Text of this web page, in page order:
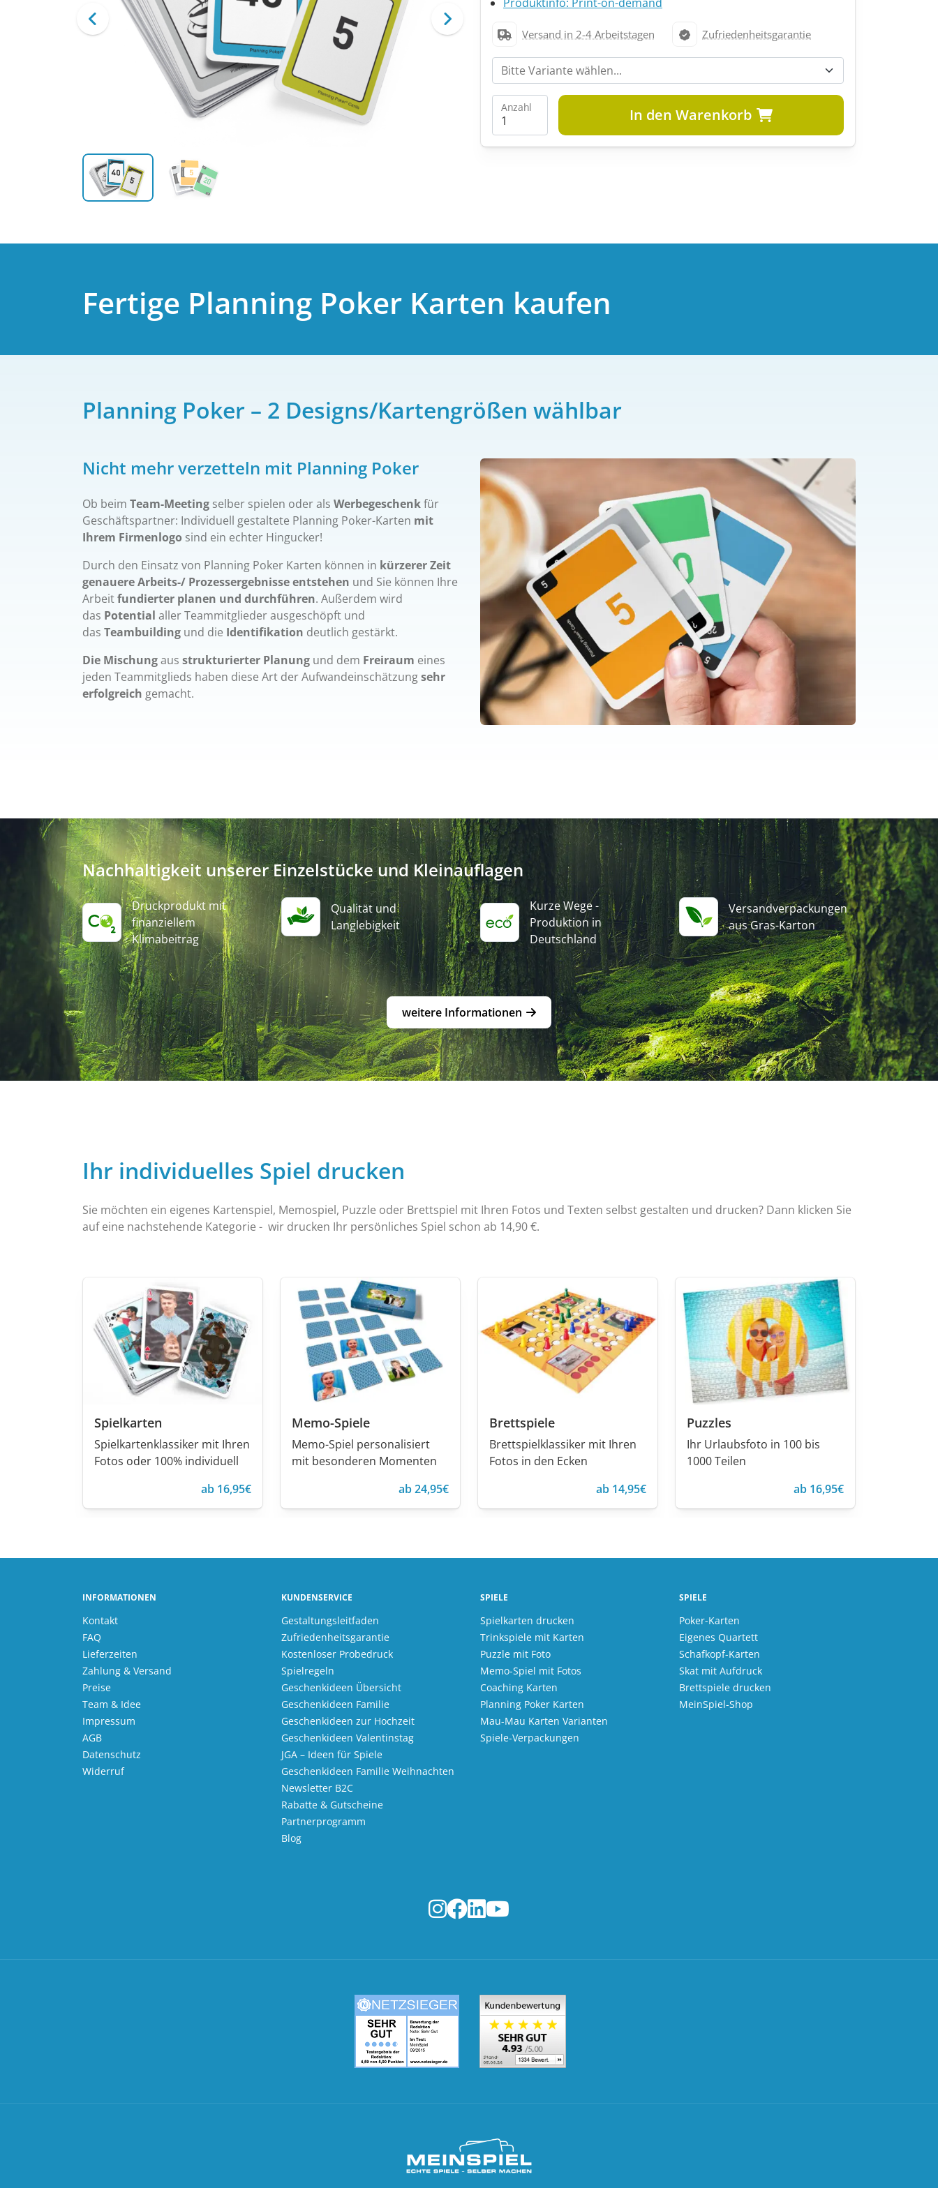
Versand in 2-4 Arbeitstagen Zufriedenheitsgarantie
Anzahl In den Warenkorb
Fertige Planning Poker Karten kaufen
Planning Poker – 2 Designs/Kartengrößen wählbar
Nicht mehr verzetteln mit Planning Poker
Ob beim Team-Meeting selber spielen oder als Werbegeschenkfür
Geschäftspartner: Individuell gestaltete Planning Poker-Karten mit
Ihrem Firmenlogo sind ein echter Hingucker!
Durch den Einsatz von Planning Poker Karten können in kürzerer Zeit
genauere Arbeits-/ Prozessergebnisse entstehen und Sie können Ihre
Arbeitfundierter planen und durchführen. Außerdem wird
das Potential aller Teammitglieder ausgeschöpft und
das Teambuilding und die Identifikation deutlich gestärkt.
Die Mischungaus strukturierter Planung und dem Freiraum eines
jeden Teammitglieds haben diese Art der Aufwandeinschätzungsehr
erfolgreich gemacht.
Nachhaltigkeit unserer Einzelstücke und Kleinauflagen
Druckprodukt mit
finanziellem
Klimabeitrag
Qualität und
Langlebigkeit
Kurze Wege -
Produktion in
Deutschland
Versandverpackungen
aus Gras-Karton
weitere Informationen
Ihr individuelles Spiel drucken
Sie möchten ein eigenes Kartenspiel, Memospiel, Puzzle oder Brettspiel mit Ihren Fotos und Texten selbst gestalten und drucken? Dann klicken Sie
auf eine nachstehende Kategorie - wir drucken Ihr persönliches Spiel schon ab 14,90 €.
Spielkarten
Spielkartenklassiker mit Ihren
Fotos oder 100% individuell
ab 16,95€
Memo-Spiele
Memo-Spiel personalisiert
mit besonderen Momenten
ab 24,95€
Brettspiele
Brettspielklassiker mit Ihren
Fotos in den Ecken
ab 14,95€
Puzzles
Ihr Urlaubsfoto in 100 bis
1000 Teilen
ab 16,95€
INFORMATIONEN
Kontakt
FAQ
Lieferzeiten
Zahlung & Versand
Preise
Team & Idee
Impressum
AGB
Datenschutz
Widerruf
KUNDENSERVICE
Gestaltungsleitfaden
Zufriedenheitsgarantie
Kostenloser Probedruck
Spielregeln
Geschenkideen Übersicht
Geschenkideen Familie
Geschenkideen zur Hochzeit
Geschenkideen Valentinstag
JGA – Ideen für Spiele
Geschenkideen Familie Weihnachten
Newsletter B2C
Rabatte & Gutscheine
Partnerprogramm
Blog
SPIELE
Spielkarten drucken
Trinkspiele mit Karten
Puzzle mit Foto
Memo-Spiel mit Fotos
Coaching Karten
Planning Poker Karten
Mau-Mau Karten Varianten
Spiele-Verpackungen
SPIELE
Poker-Karten
Eigenes Quartett
Schafkopf-Karten
Skat mit Aufdruck
Brettspiele drucken
MeinSpiel-Shop